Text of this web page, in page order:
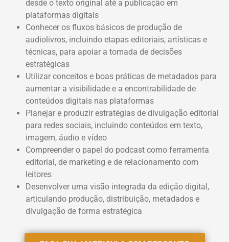
desde o texto original até a publicação em
plataformas digitais
Conhecer os fluxos básicos de produção de
audiolivros, incluindo etapas editoriais, artísticas e
técnicas, para apoiar a tomada de decisões
estratégicas
Utilizar conceitos e boas práticas de metadados para
aumentar a visibilidade e a encontrabilidade de
conteúdos digitais nas plataformas
Planejar e produzir estratégias de divulgação editorial
para redes sociais, incluindo conteúdos em texto,
imagem, áudio e vídeo
Compreender o papel do podcast como ferramenta
editorial, de marketing e de relacionamento com
leitores
Desenvolver uma visão integrada da edição digital,
articulando produção, distribuição, metadados e
divulgação de forma estratégica